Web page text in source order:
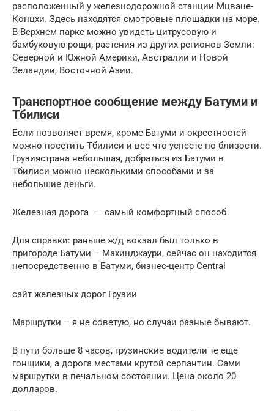
расположенный у железнодорожной станции Мцване-
Концхи. Здесь находятся смотровые площадки на море.
В Верхнем парке можно увидеть цитрусовую и
бамбуковую рощи, растения из других регионов Земли:
Северной и Южной Америки, Австралии и Новой
Зеландии, Восточной Азии.
Транспортное сообщение между Батуми и
Тбилиси
Если позволяет время, кроме Батуми и окрестностей
можно посетить Тбилиси и все что успеете по близости.
Грузиястрана небольшая, добраться из Батуми в
Тбилиси можно несколькими способами и за
небольшие деньги.
Железная дорога – самый комфортный способ
Для справки: раньше ж/д вокзал был только в
пригороде Батуми – Махинджаури, сейчас он находится
непосредственно в Батуми, бизнес-центр Central
сайт железных дорог Грузии
Маршрутки – я не советую, но случаи разные бывают.
В пути больше 8 часов, грузинские водители те еще
гонщики, а дорога местами крутой серпантин. Сами
маршрутки в печальном состоянии. Цена около 20
долларов.